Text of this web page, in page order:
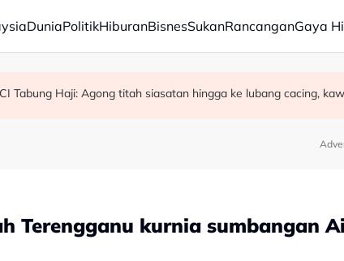
DuniaPolitikHiburanBisnesSukanRancanganGaya
Pahang, Tengku Ilyana Alia dan pasangan selamat
Jakarta ditimpa kebakaran, seorang pekerja diselamatkan
Tabung Haji: Agong titah siasatan hingga ke lubang cacing,
Terengganu kurnia sumbangan